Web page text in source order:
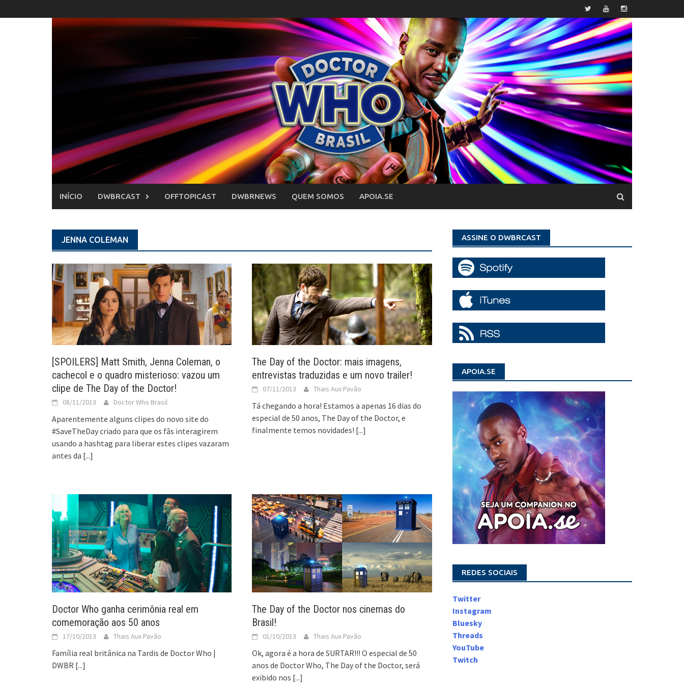
to
INÍCIO DWBRCAST OFFTOPICAST DWBRNEWS QUEM SOMOS APOIA.SE
JENNA COLEMAN
[SPOILERS] Matt Smith, Jenna Coleman, o
cachecol e o quadro misterioso: vazou um
clipe de The Day of the Doctor!
08/11/2013 Doctor Who Brasil
Aparentemente alguns clipes do novo site do
#SaveTheDay criado para que os fãs interagirem
usando a hashtag para liberar estes clipes vazaram
antes da [...]
The Day of the Doctor: mais imagens,
entrevistas traduzidas e um novo trailer!
07/11/2013 Thais Aux Pavão
Tá chegando a hora! Estamos a apenas 16 dias do
especial de 50 anos, The Day of the Doctor, e
finalmente temos novidades! [...]
Doctor Who ganha cerimônia real em
comemoração aos 50 anos
17/10/2013 Thais Aux Pavão
Família real britânica na Tardis de Doctor Who |
DWBR [...]
The Day of the Doctor nos cinemas do
Brasil!
01/10/2013 Thais Aux Pavão
Ok, agora é a hora de SURTAR!!! O especial de 50
anos de Doctor Who, The Day of the Doctor, será
exibido nos [...]
ASSINE O DWBRCAST
APOIA.SE
REDES SOCIAIS
Twitter
Instagram
Bluesky
Threads
YouTube
Twitch